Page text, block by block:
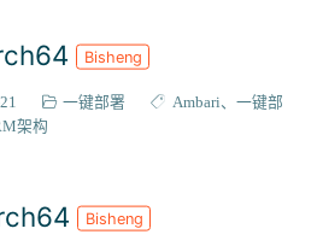
Bisheng
一键部署 Ambari
一键部
架构
Bisheng